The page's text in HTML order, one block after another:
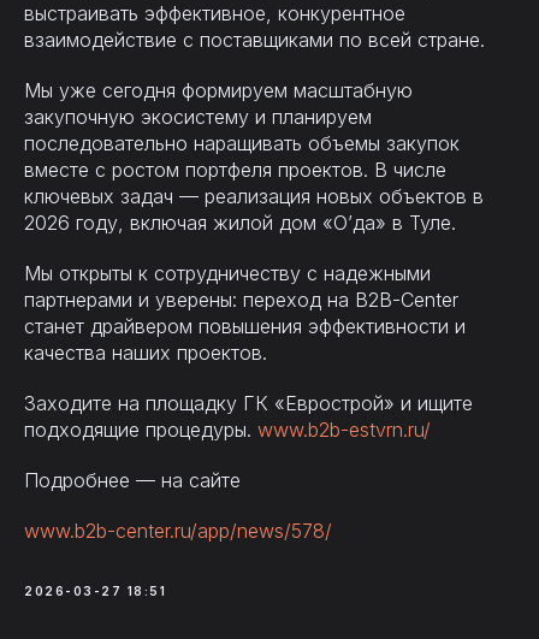
выстраивать эффективное, конкурентное
взаимодействие с поставщиками по всей стране.
Мы уже сегодня формируем масштабную
закупочную экосистему и планируем
последовательно наращивать объемы закупок
вместе с ростом портфеля проектов. В числе
ключевых задач — реализация новых объектов в
2026 году, включая жилой дом «О’да» в Туле.
Мы открыты к сотрудничеству с надежными
партнерами и уверены: переход на B2B-Center
станет драйвером повышения эффективности и
качества наших проектов.
Заходите на площадку ГК «Еврострой» и ищите
подходящие процедуры. www.b2b-estvrn.ru/
Подробнее — на сайте
www.b2b-center.ru/app/news/578/
2026-03-27 18:51